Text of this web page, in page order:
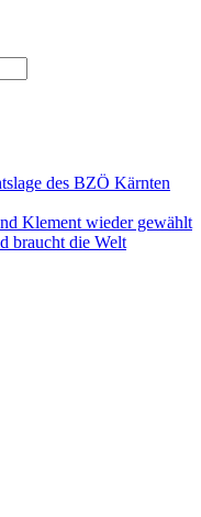
des BZÖ Kärnten
Klement wieder gewählt
braucht die Welt